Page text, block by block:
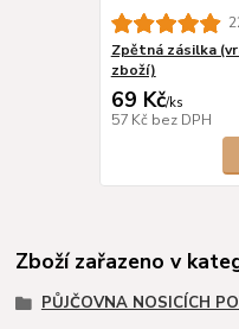
Zpětná zásilka
zboží)
69 Kč/ks
57 Kč bez DPH
Zboží zařazeno v
PŮJČOVNA NOSICÍCH